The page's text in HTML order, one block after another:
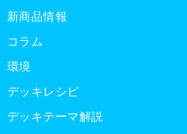
新商品情報
コラム
環境
デッキレシピ
デッキテーマ解説